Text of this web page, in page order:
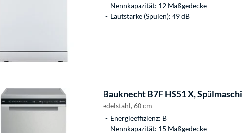
Nennkapazität: 12 Maßgedecke
Lautstärke (Spülen): 49 dB
BauknechtB7F HS51 X,
edelstahl, 60 cm
Energieeffizienz: B
Nennkapazität: 15 Maßgedecke